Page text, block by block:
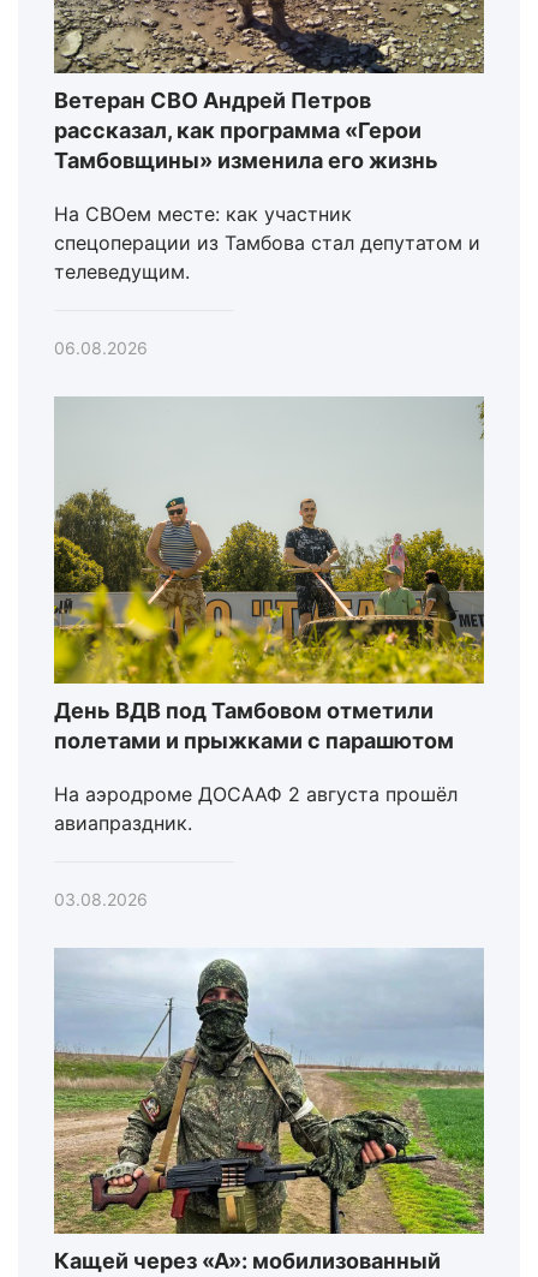
Ветеран СВО Андрей Петров
рассказал, как программа «Герои
Тамбовщины» изменила его жизнь
На СВОем месте: как участник
спецоперации из Тамбова стал депутатом и
телеведущим.
06.08.2026
День ВДВ под Тамбовом отметили
полетами и прыжками с парашютом
На аэродроме ДОСААФ 2 августа прошёл
авиапраздник.
03.08.2026
Кащей через «А»: мобилизованный